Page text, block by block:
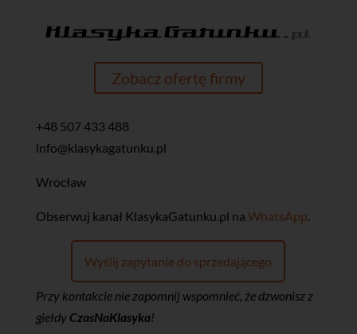
Zobacz ofertę firmy
+48 507 433 488
info@klasykagatunku.pl
Wrocław
‎Obserwuj kanał KlasykaGatunku.pl na WhatsApp
Wyślij zapytanie do sprzedającego
Przy kontakcie nie zapomnij wspomnieć, że dzwonisz z
giełdy CzasNaKlasyka!